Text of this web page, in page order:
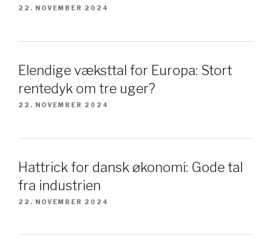
22. NOVEMBER 2024
Elendige væksttal for Europa: Stort
rentedyk om tre uger?
22. NOVEMBER 2024
Hattrick for dansk økonomi: Gode tal
fra industrien
22. NOVEMBER 2024